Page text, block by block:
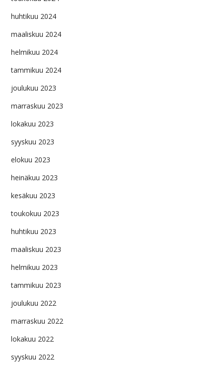
huhtikuu 2024
maaliskuu 2024
helmikuu 2024
tammikuu 2024
joulukuu 2023
marraskuu 2023
lokakuu 2023
syyskuu 2023
elokuu 2023
heinäkuu 2023
kesäkuu 2023
toukokuu 2023
huhtikuu 2023
maaliskuu 2023
helmikuu 2023
tammikuu 2023
joulukuu 2022
marraskuu 2022
lokakuu 2022
syyskuu 2022